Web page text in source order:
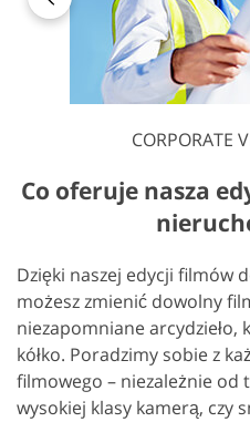
CORPORATE
Co oferuje nasza
Dzięki naszej edycji filmów
możesz zmienić dowolny
niezapomniane arcydzieło,
kółko. Poradzimy sobie z
filmowego – niezależnie od
wysokiej klasy kamerą, czy